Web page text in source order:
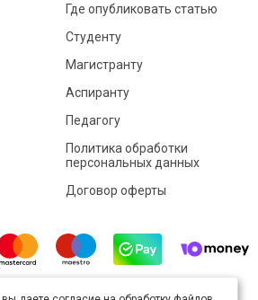
Где опубликовать статью
Студенту
Магистранту
Аспиранту
Педагогу
Политика обработки
персональных данных
Договор оферты